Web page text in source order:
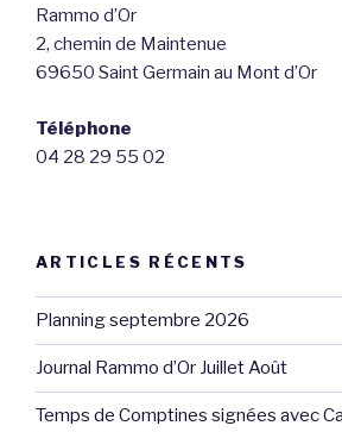
Rammo d’Or
2, chemin de Maintenue
69650 Saint Germain au Mont d’Or
Téléphone
04 28 29 55 02
ARTICLES RÉCENTS
Planning septembre 2026
Journal Rammo d’Or Juillet Août
Temps de Comptines signées avec